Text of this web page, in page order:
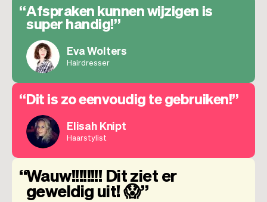
Afspraken kunnen wijzigen is
super handig!
Eva Wolters
Hairdresser
Dit is zo eenvoudig te gebruiken!
Elisah Knipt
Haarstylist
Wauw!!!!!!!! Dit ziet er
geweldig uit! 😱